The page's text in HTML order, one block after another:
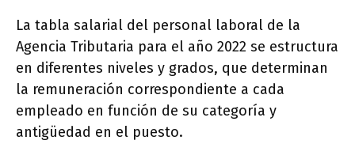
La tabla salarial del personal laboral de la
Agencia Tributaria para el año 2022 se estructura
en diferentes niveles y grados, que determinan
la remuneración correspondiente a cada
empleado en función de su categoría y
antigüedad en el puesto.